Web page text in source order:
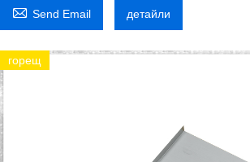
 Send Email детайли
горещ